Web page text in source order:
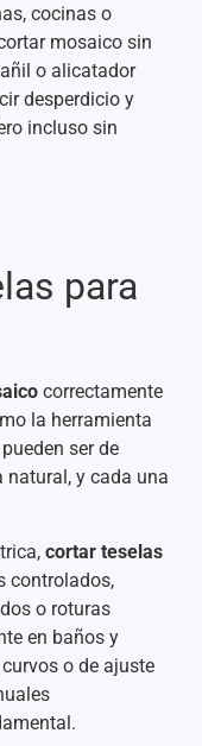
cocinas o
mosaico sin
o alicatador
desperdicio y
incluso sin
para
correctamente
la herramienta
ser de
natural, y cada una
cortar teselas
controlados,
o roturas
en baños y
o de ajuste